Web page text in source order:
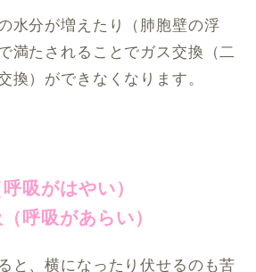
水分が増えたり（肺胞壁の浮
満たされることでガス交換（二
換）ができなくなります。
吸がはやい）
呼吸があらい）
と、横になったり伏せるのも苦